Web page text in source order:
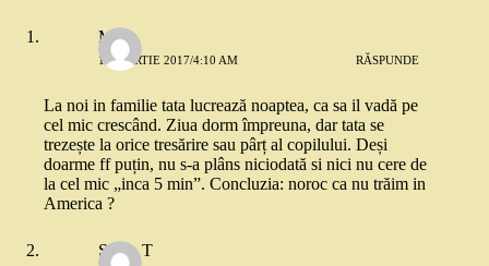
Mia
15 MARTIE 2017/4:10 AM RĂSPUNDE
La noi in familie tata lucrează noaptea, ca sa il vadă pe
cel mic crescând. Ziua dorm împreuna, dar tata se
trezește la orice tresărire sau pârț al copilului. Deși
doarme ff puțin, nu s-a plâns niciodată si nici nu cere de
la cel mic „inca 5 min”. Concluzia: noroc ca nu trăim in
America ?
Silvia T